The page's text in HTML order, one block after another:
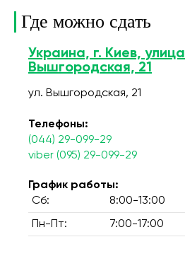
Где можно сдать
Украина, г. Киев, улица
Вышгородская, 21
ул. Вышгородская, 21
Телефоны:
(044) 29-099-29
viber (095) 29-099-29
График работы:
Сб:
8:00-13:00
Пн-Пт: 7:00-17:00